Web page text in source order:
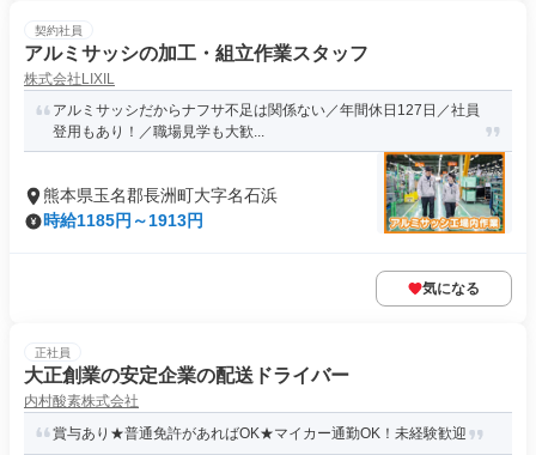
契約社員
アルミサッシの加工・組立作業スタッフ
株式会社LIXIL
アルミサッシだからナフサ不足は関係ない／年間休日127日／社員
登用もあり！／職場見学も大歓...
熊本県玉名郡長洲町大字名石浜
時給1185円～1913円
気になる
正社員
大正創業の安定企業の配送ドライバー
内村酸素株式会社
賞与あり★普通免許があればOK★マイカー通勤OK！未経験歓迎